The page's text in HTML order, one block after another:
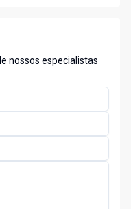
nossos especialistas